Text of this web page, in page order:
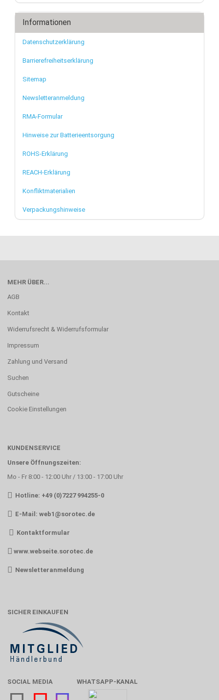
Informationen
Datenschutzerklärung
Barrierefreiheitserklärung
Sitemap
Newsletteranmeldung
RMA-Formular
Hinweise zur Batterieentsorgung
ROHS-Erklärung
REACH-Erklärung
Konfliktmaterialien
Verpackungshinweise
MEHR ÜBER...
AGB
Kontakt
Widerrufsrecht & Widerrufsformular
Impressum
Zahlung und Versand
Suchen
Gutscheine
Cookie Einstellungen
KUNDENSERVICE
Unsere Öffnungszeiten:
Mo - Fr 8:00 - 12:00 Uhr / 13:00 - 17:00 Uhr
Hotline: +49 (0)7227 994255-0
E-Mail: web1@sorotec.de
Kontaktformular
www.webseite.sorotec.de
Newsletteranmeldung
SICHER EINKAUFEN
SOCIAL MEDIA WHATSAPP-KANAL